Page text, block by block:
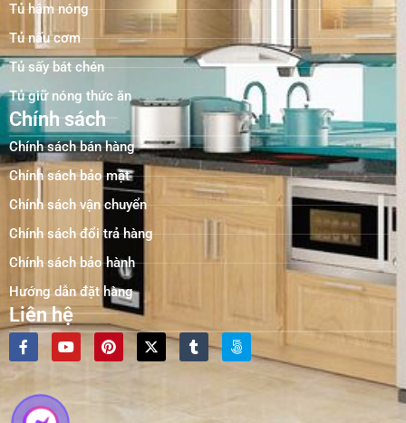
Tủ hâm nóng
Tủ nấu cơm
Tủ sấy bát chén
Tủ giữ nóng thức ăn
Chính sách
Chính sách bán hàng
Chính sách bảo mật
Chính sách vận chuyển
Chính sách đổi trả hàng
Chính sách bảo hành
Hướng dẫn đặt hàng
Liên hệ